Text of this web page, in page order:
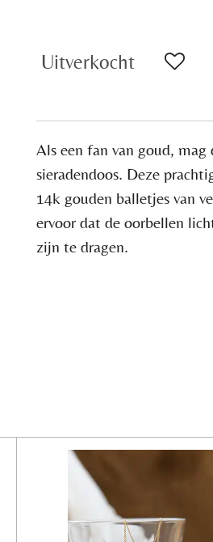
Uitverkocht
Als een fan van goud,
sieradendoos. Deze
14k gouden balletjes van
ervoor dat de oorbellen
zijn te dragen.